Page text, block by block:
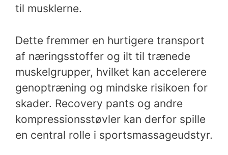
til musklerne.
Dette fremmer en hurtigere transport
af næringsstoffer og ilt til trænede
muskelgrupper, hvilket kan accelerere
genoptræning og mindske risikoen for
skader. Recovery pants og andre
kompressionsstøvler kan derfor spille
en central rolle i sportsmassageudstyr.